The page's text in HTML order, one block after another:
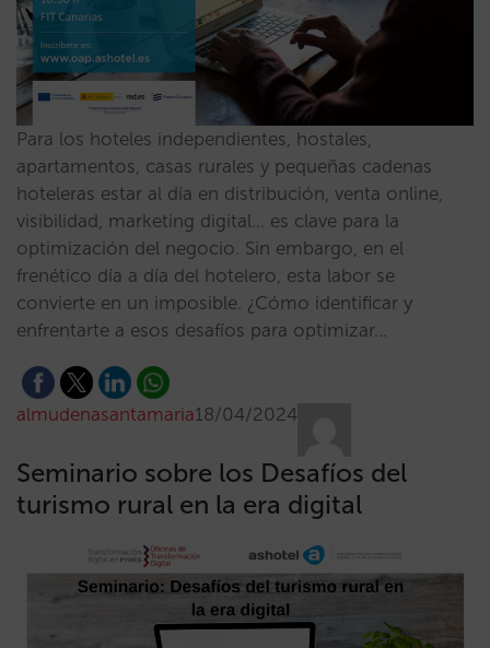
Para los hoteles independientes, hostales,
apartamentos, casas rurales y pequeñas cadenas
hoteleras estar al día en distribución, venta online,
visibilidad, marketing digital… es clave para la
optimización del negocio. Sin embargo, en el
frenético día a día del hotelero, esta labor se
convierte en un imposible. ¿Cómo identificar y
enfrentarte a esos desafíos para optimizar…
almudenasantamaria18/04/2024
Seminario sobre los Desafíos del
turismo rural en la era digital